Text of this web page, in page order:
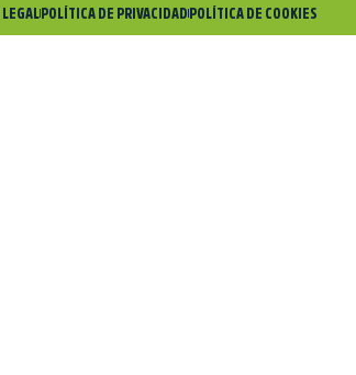
POLÍTICA DE PRIVACIDADPOLÍTICA DE COOKIES